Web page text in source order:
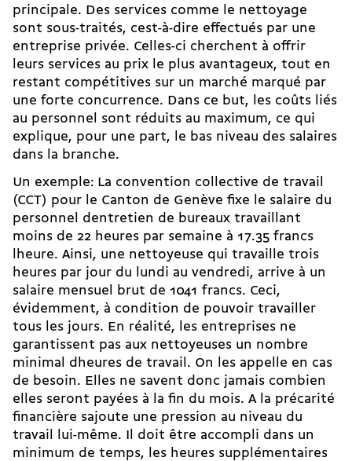
principale. Des services comme le nettoyage
sont sous-traités, cest-à-dire effectués par une
entreprise privée. Celles-ci cherchent à offrir
leurs services au prix le plus avantageux, tout en
restant compétitives sur un marché marqué par
une forte concurrence. Dans ce but, les coûts liés
au personnel sont réduits au maximum, ce qui
explique, pour une part, le bas niveau des salaires
dans la branche.
Un exemple: La convention collective de travail
(CCT) pour le Canton de Genève fixe le salaire du
personnel dentretien de bureaux travaillant
moins de 22 heures par semaine à 17.35 francs
lheure. Ainsi, une nettoyeuse qui travaille trois
heures par jour du lundi au vendredi, arrive à un
salaire mensuel brut de 1041 francs. Ceci,
évidemment, à condition de pouvoir travailler
tous les jours. En réalité, les entreprises ne
garantissent pas aux nettoyeuses un nombre
minimal dheures de travail. On les appelle en cas
de besoin. Elles ne savent donc jamais combien
elles seront payées à la fin du mois. A la précarité
financière sajoute une pression au niveau du
travail lui-même. Il doit être accompli dans un
minimum de temps, les heures supplémentaires